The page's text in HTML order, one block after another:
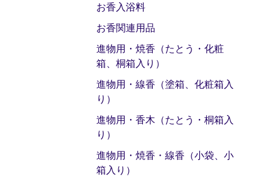
お香入浴料
お香関連用品
進物用・焼香（たとう・化粧
箱、桐箱入り）
進物用・線香（塗箱、化粧箱入
り）
進物用・香木（たとう・桐箱入
り）
進物用・焼香・線香（小袋、小
箱入り）